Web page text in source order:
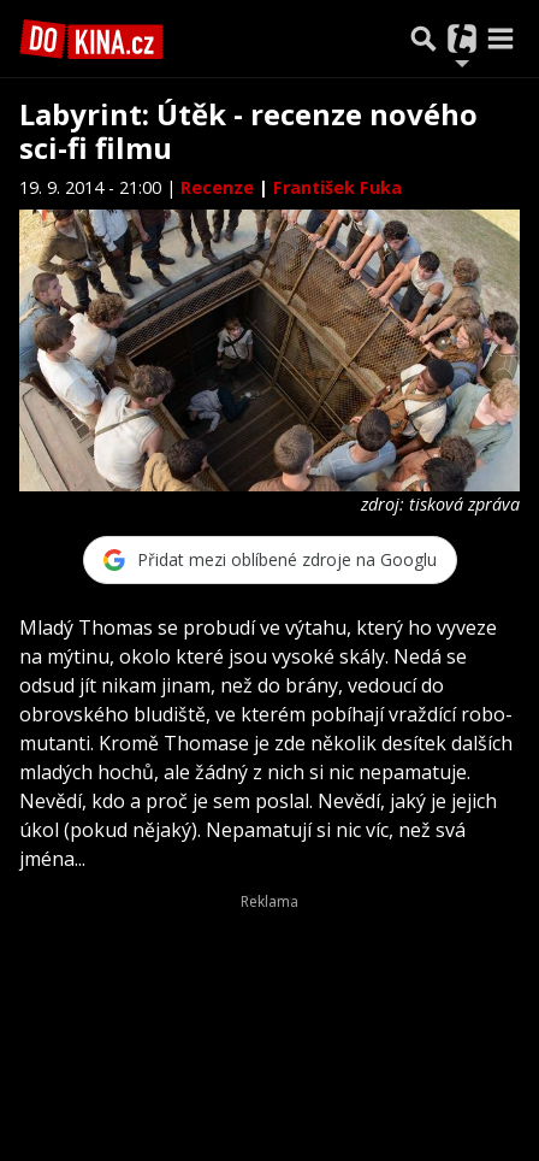
Labyrint: Útěk - recenze nového
sci-fi filmu
19. 9. 2014 - 21:00 | Recenze | František Fuka
zdroj: tisková zpráva
Přidat mezi oblíbené zdroje na Googlu
Mladý Thomas se probudí ve výtahu, který ho vyveze
na mýtinu, okolo které jsou vysoké skály. Nedá se
odsud jít nikam jinam, než do brány, vedoucí do
obrovského bludiště, ve kterém pobíhají vraždící robo-
mutanti. Kromě Thomase je zde několik desítek dalších
mladých hochů, ale žádný z nich si nic nepamatuje.
Nevědí, kdo a proč je sem poslal. Nevědí, jaký je jejich
úkol (pokud nějaký). Nepamatují si nic víc, než svá
jména...